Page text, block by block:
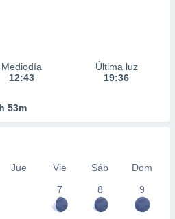
Mediodía
12:43
Última luz
19:36
53m
Jue Vie Sáb
Dom
7
8 9